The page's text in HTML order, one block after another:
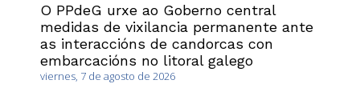
O PPdeG urxe ao Goberno central
medidas de vixilancia permanente ante
as interaccións de candorcas con
embarcacións no litoral galego
viernes, 7 de agosto de 2026